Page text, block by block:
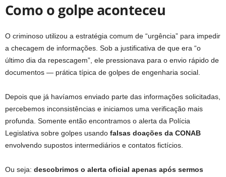
Como o golpe aconteceu
O criminoso utilizou a estratégia comum de “urgência” para impedir
a checagem de informações. Sob a justificativa de que era “o
último dia da repescagem”, ele pressionava para o envio rápido de
documentos — prática típica de golpes de engenharia social.
Depois que já havíamos enviado parte das informações solicitadas,
percebemos inconsistências e iniciamos uma verificação mais
profunda. Somente então encontramos o alerta da Polícia
Legislativa sobre golpes usando falsas doações da CONAB
envolvendo supostos intermediários e contatos fictícios.
Ou seja: descobrimos o alerta oficial apenas após sermos